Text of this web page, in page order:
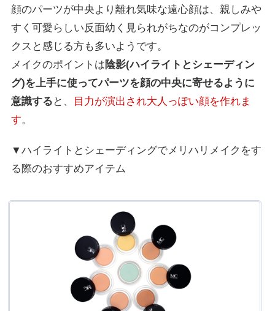
顔のパーツが中央より離れ気味な遠心顔は、親しみや
すく可愛らしい反面幼く見られがちなのがコンプレッ
クスと感じる方も多いようです。
メイクのポイントは陰影(ハイライトとシェーディン
グ)を上手に使ってパーツを顔の中央に寄せるように
意識する と、 目力が演出され大人っぽい顔を作れま
す。
▼ハイライトとシェーディングでメリハリメイクをす
る際のおすすめアイテム